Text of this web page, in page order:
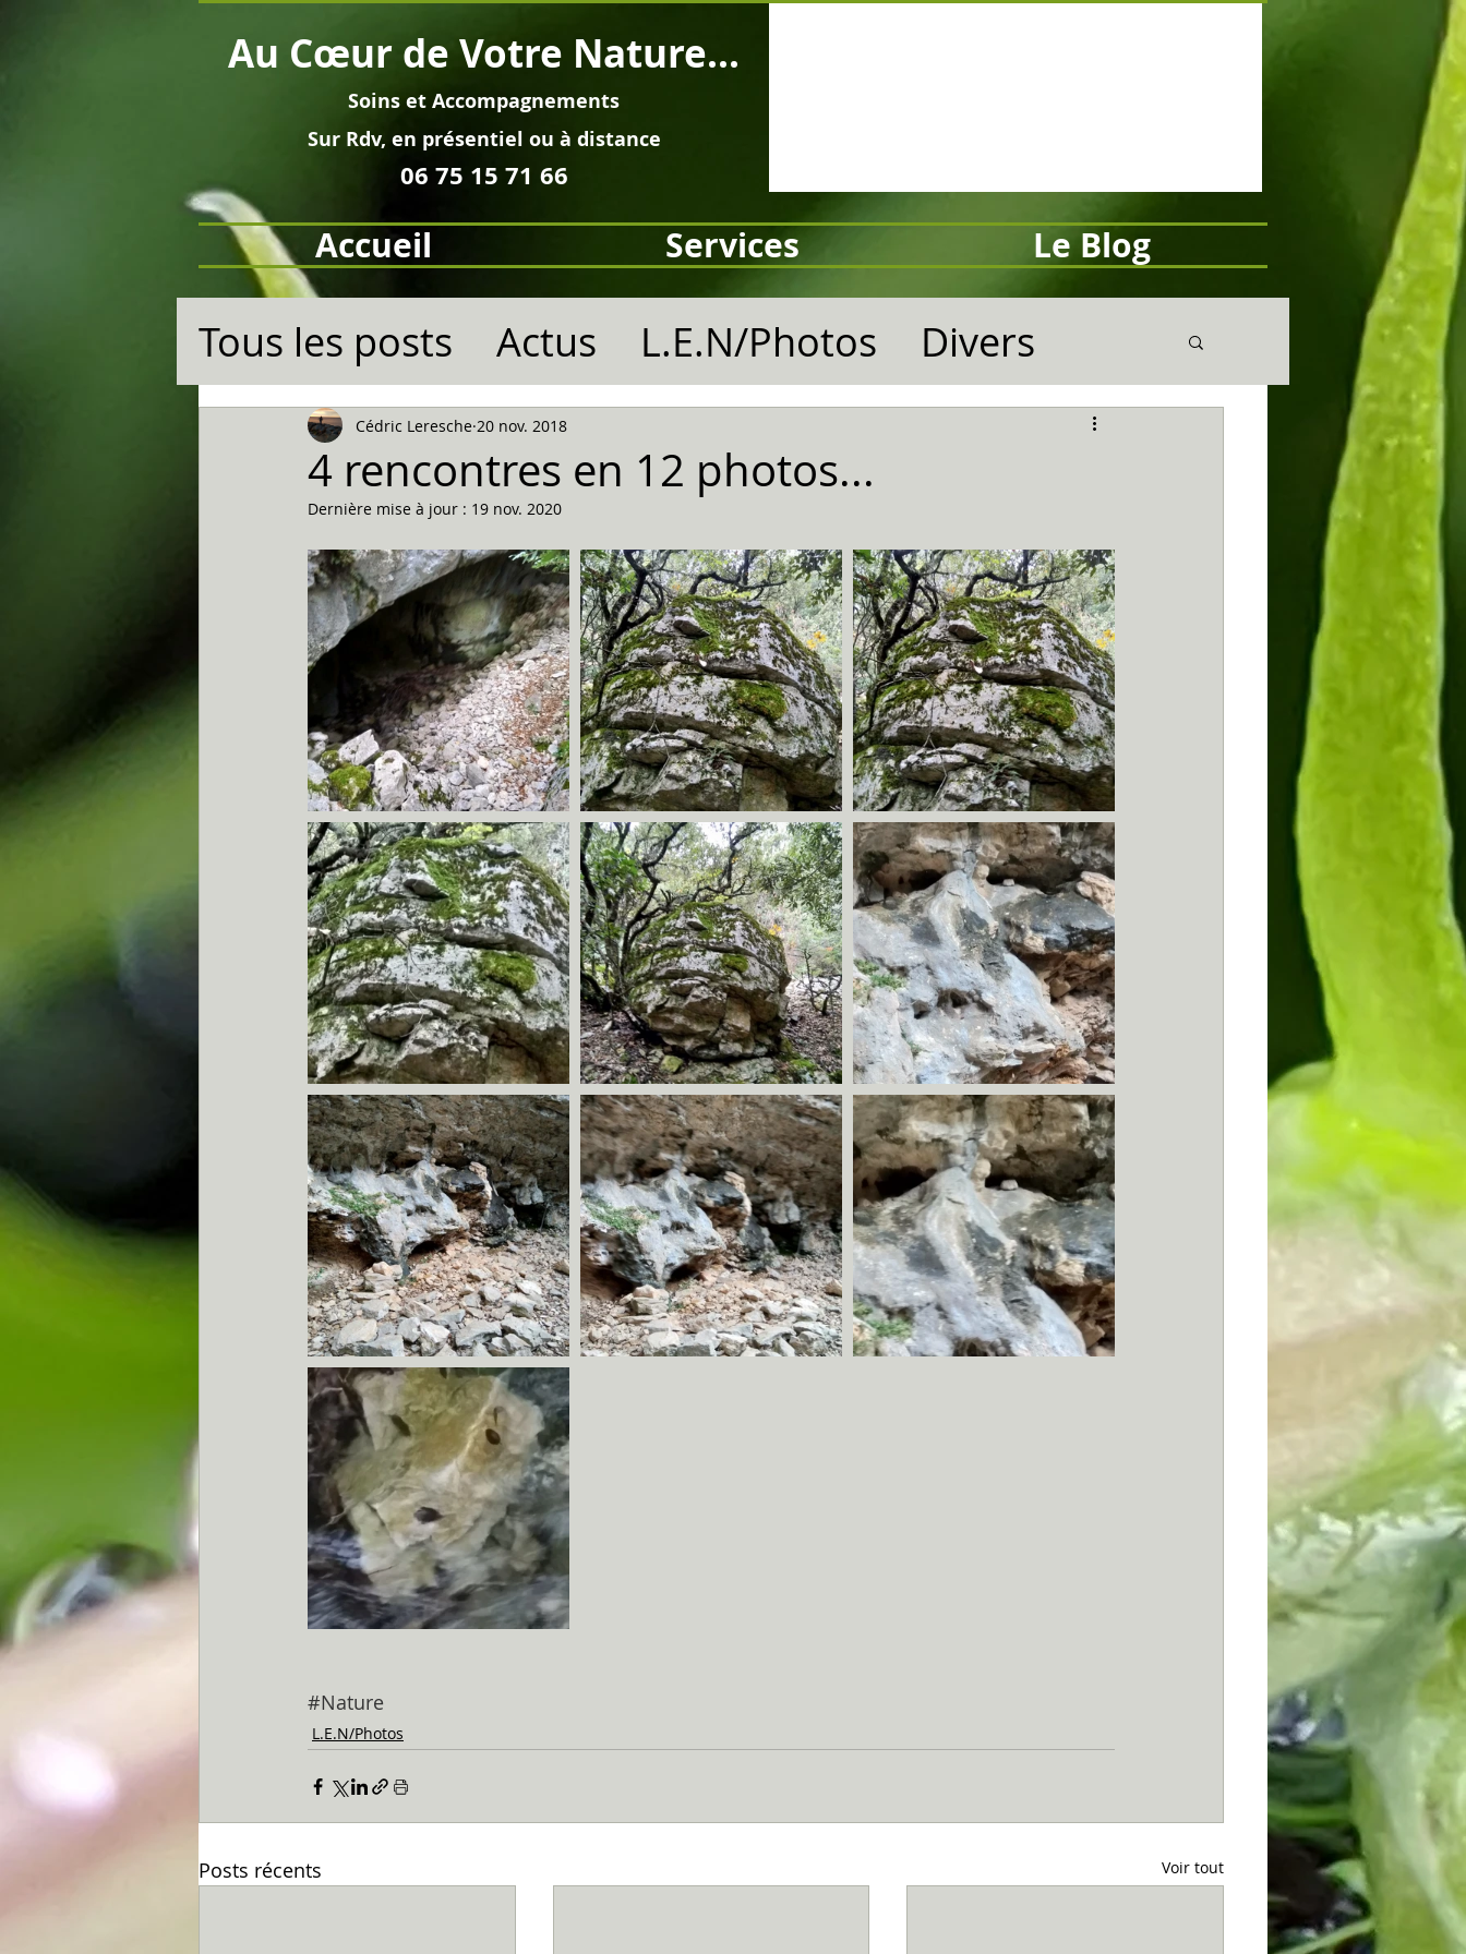
Soins et Accompagnements
Sur Rdv, en présentiel ou à distance
06 75 15 71 66
Au Cœur de Votre Nature...
Accueil Services Le Blog
Tous les posts Actus L.E.N/Photos Divers
4 rencontres en 12 photos...
Cédric Leresche 20 nov. 2018
Dernière mise à jour : 19 nov. 2020
#Nature
L.E.N/Photos
Posts récents Voir tout